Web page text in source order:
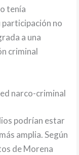
tenía
participación no
a una
criminal
narco-criminal
podrían estar
amplia. Según
de Morena